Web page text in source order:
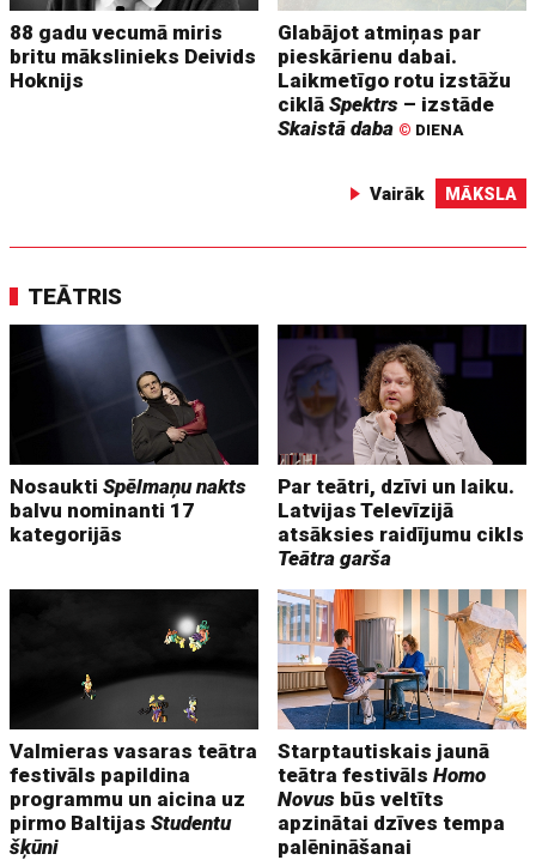
88 gadu vecumā miris
britu mākslinieks Deivids
Hoknijs
Glabājot atmiņas par
pieskārienu dabai.
Laikmetīgo rotu izstāžu
ciklāSpektrs – izstāde
Skaistā daba © DIENA
Vairāk MĀKSLA
TEĀTRIS
NosauktiSpēlmaņu nakts
balvu nominanti 17
kategorijās
Par teātri, dzīvi un laiku.
Latvijas Televīzijā
atsāksies raidījumu cikls
Teātra garša
Valmieras vasaras teātra
festivāls papildina
programmu un aicina uz
pirmo BaltijasStudentu
šķūni
Starptautiskais jaunā
teātra festivālsHomo
Novus būs veltīts
apzinātai dzīves tempa
palēnināšanai